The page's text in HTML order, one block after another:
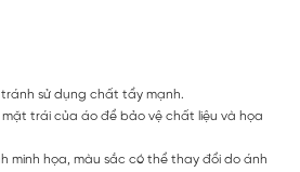
sử dụng chất tẩy mạnh.
trái của áo để bảo vệ chất liệu và họa
minh họa, màu sắc có thể thay đổi do ánh